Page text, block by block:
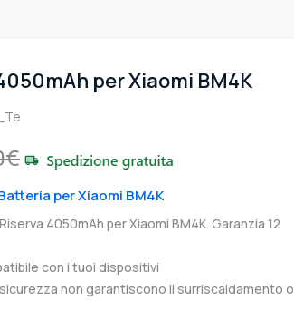
per Xiaomi BM4K
per Xiaomi BM4K
4050mAh per Xiaomi BM4K. Garanzia 12
con i tuoi dispositivi
non garantiscono il surriscaldamento o